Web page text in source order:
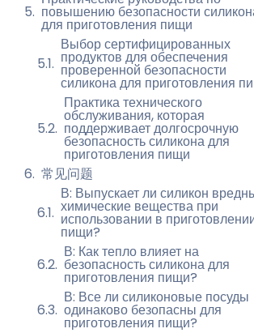
повышению безопасности
для приготовления пищи
Выбор сертифицированных
продуктов для обеспечения
проверенной безопасности
силикона для приготовления
Практика технического
обслуживания, которая
поддерживает долгосрочную
безопасность силикона для
приготовления пищи
常见问题
В: Выпускает ли силикон
химические вещества при
использовании в
пищи?
В: Как тепло влияет на
безопасность силикона для
приготовления пищи?
В: Все ли силиконовые посуды
одинаково безопасны для
приготовления пищи?